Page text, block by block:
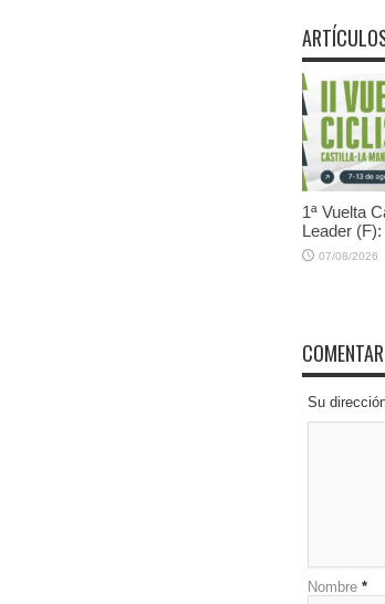
1ª Vuelta
Leader
07/08/2026
COMENTAR
Su
Nombre *